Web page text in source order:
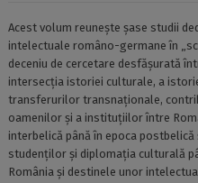
Acest volum reunește șase studii
intelectuale româno-germane în
deceniu de cercetare desfășurată
intersecția istoriei culturale, a
transferurilor transnaționale,
oamenilor și a instituțiilor între
interbelică până în epoca
studenților și diplomația culturală
România și destinele unor